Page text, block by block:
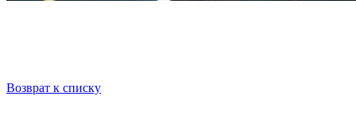
Возврат к списку